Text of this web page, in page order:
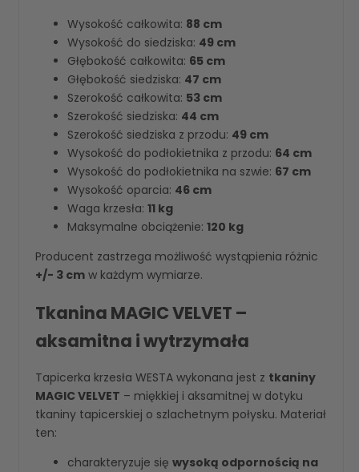
Wysokość całkowita: 88 cm
Wysokość do siedziska: 49 cm
Głębokość całkowita: 65 cm
Głębokość siedziska: 47 cm
Szerokość całkowita: 53 cm
Szerokość siedziska: 44 cm
Szerokość siedziska z przodu: 49 cm
Wysokość do podłokietnika z przodu: 64 cm
Wysokość do podłokietnika na szwie: 67 cm
Wysokość oparcia: 46 cm
Waga krzesła: 11 kg
Maksymalne obciążenie: 120 kg
Producent zastrzega możliwość wystąpienia różnic
+/- 3 cm w każdym wymiarze.
Tkanina MAGIC VELVET –
aksamitna i wytrzymała
Tapicerka krzesła WESTA wykonana jest z tkaniny
MAGIC VELVET – miękkiej i aksamitnej w dotyku
tkaniny tapicerskiej o szlachetnym połysku. Materiał
ten:
charakteryzuje się wysoką odpornością na